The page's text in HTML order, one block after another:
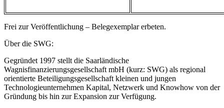
Frei zur Veröffentlichung – Belegexemplar erbeten.
Über die SWG:
Gegründet 1997 stellt die Saarländische
Wagnisfinanzierungsgesellschaft mbH (kurz: SWG) als regional
orientierte Beteiligungsgesellschaft kleinen und jungen
Technologieunternehmen Kapital, Netzwerk und Knowhow von der
Gründung bis hin zur Expansion zur Verfügung.